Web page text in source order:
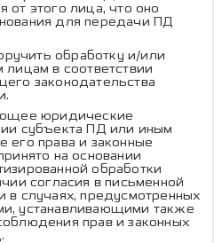
от этого лица, что оно
для передачи ПД
обработку и/или
в соответствии
законодательства
юридические
субъекта ПД или иным
его права и законные
на основании
обработки
согласия в письменной
случаях, предусмотренных
устанавливающими также
прав и законных